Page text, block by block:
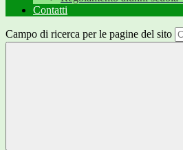
Contatti
Campo di ricerca per le pagine del sito